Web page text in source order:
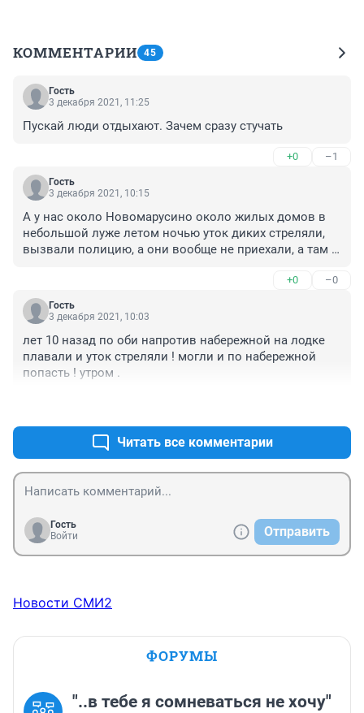
КОММЕНТАРИИ 45
Гость
3 декабря 2021, 11:25
Пускай люди отдыхают. Зачем сразу стучать
+0 –1
Гость
3 декабря 2021, 10:15
А у нас около Новомарусино около жилых домов в
небольшой луже летом ночью уток диких стреляли,
вызвали полицию, а они вообще не приехали, а там
+0 –0
Гость
3 декабря 2021, 10:03
лет 10 назад по оби напротив набережной на лодке
плавали и уток стреляли ! могли и по набережной
попасть ! утром .
Читать все комментарии
Гость
Войти
Отправить
Новости СМИ2
ФОРУМЫ
"..в тебе я сомневаться не хочу"